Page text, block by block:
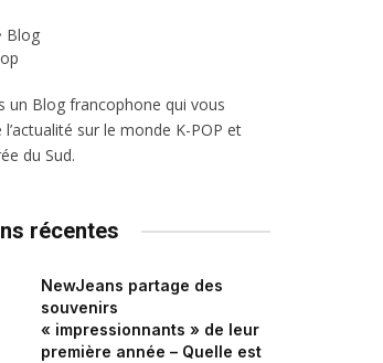
un Blog francophone qui vous
sur le monde K-POP et
du Sud.
récentes
NewJeans partage des
souvenirs
« impressionnants » de leur
première année – Quelle est